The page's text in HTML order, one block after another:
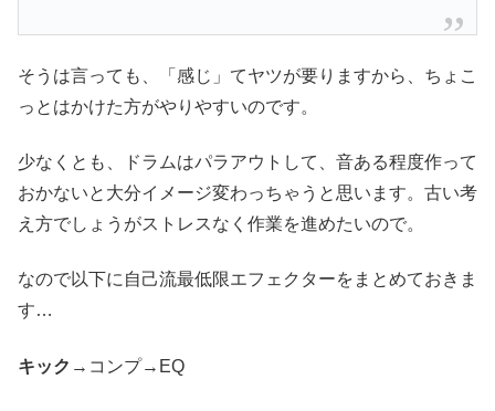
そうは言っても、「感じ」てヤツが要りますから、ちょこ
っとはかけた方がやりやすいのです。
少なくとも、ドラムはパラアウトして、音ある程度作って
おかないと大分イメージ変わっちゃうと思います。古い考
え方でしょうがストレスなく作業を進めたいので。
なので以下に自己流最低限エフェクターをまとめておきま
す…
キック →コンプ→EQ